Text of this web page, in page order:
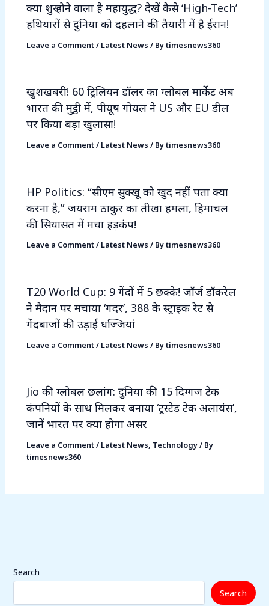
क्या शुरू होने वाला है महायुद्ध? देखें कैसे ‘High-Tech’
हथियारों से दुनिया को दहलाने की तैयारी में है ईरान!
Leave a Comment/ Latest News / Bytimesnews360
खुशखबरी! 60 ट्रिलियन डॉलर का ग्लोबल मार्केट अब
भारत की मुट्ठी में, पीयूष गोयल ने US और EU डील
पर किया बड़ा खुलासा!
Leave a Comment/ Latest News / Bytimesnews360
HP Politics: “सीएम सुक्खू को खुद नहीं पता क्या
करना है,” जयराम ठाकुर का तीखा हमला, हिमाचल
की सियासत में मचा हड़कंप!
Leave a Comment/ Latest News / Bytimesnews360
T20 World Cup: 9 गेंदों में 5 छक्के! जॉर्ज डॉकरेल
ने मैदान पर मचाया ‘गदर’, 388 के स्ट्राइक रेट से
गेंदबाजों की उड़ाई धज्जियां
Leave a Comment/ Latest News / Bytimesnews360
Jio की ग्लोबल छलांग: दुनिया की 15 दिग्गज टेक
कंपनियों के साथ मिलकर बनाया ‘ट्रस्टेड टेक अलायंस’,
जानें भारत पर क्या होगा असर
Leave a Comment/ Latest News, Technology/ By
timesnews360
Search
Search